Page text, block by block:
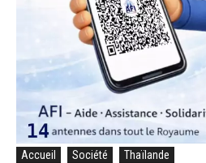
Accueil Société Thaïlande